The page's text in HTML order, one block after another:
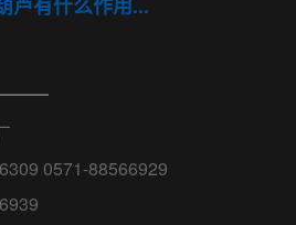
0571-88566929